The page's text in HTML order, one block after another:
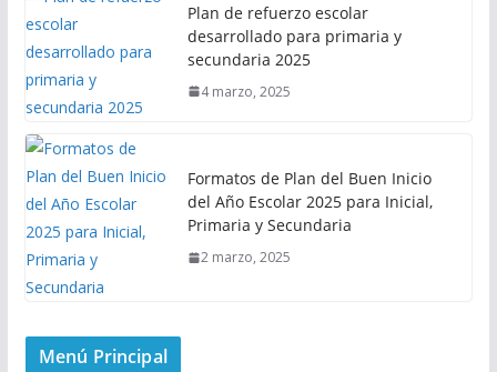
Plan de refuerzo escolar
desarrollado para primaria y
secundaria 2025
4 marzo, 2025
Formatos de Plan del Buen Inicio
del Año Escolar 2025 para Inicial,
Primaria y Secundaria
2 marzo, 2025
Menú Principal